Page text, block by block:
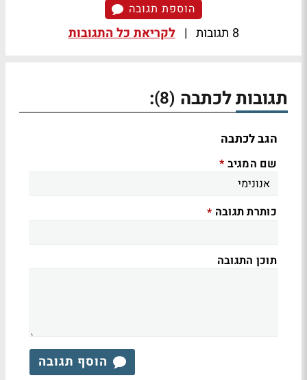
הוספת תגובה
8 תגובות | לקריאת כל התגובות
תגובות לכתבה (8)
:
הגב לכתבה
שם המגיב *
כותרת תגובה *
תוכן התגובה
הוסף תגובה